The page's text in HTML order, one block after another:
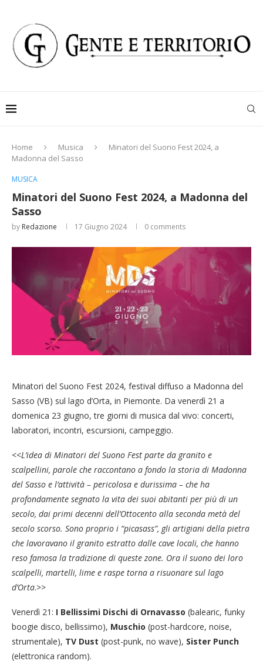
Home Musica
Minatori del Suono Fest 2024, a
Madonna del Sasso
MUSICA
Minatori del Suono Fest 2024, a Madonna del
Sasso
by Redazione 17 Giugno 2024 0 comments
Minatori del Suono Fest 2024, festival diffuso a Madonna del
Sasso (VB) sul lago d’Orta, in Piemonte. Da venerdì 21 a
domenica 23 giugno, tre giorni di musica dal vivo: concerti,
laboratori, incontri, escursioni, campeggio.
<<L’idea di Minatori del Suono Fest parte da granito e
scalpellini, parole che raccontano a fondo la storia di Madonna
del Sasso e l’attività – pericolosa e durissima – che ha
profondamente segnato la vita dei suoi abitanti per più di un
secolo, dai primi decenni dell’Ottocento alla seconda metà del
secolo scorso. Sono proprio i “picasass”, gli artigiani della pietra
che lavoravano il granito estratto dalle cave locali, che hanno
reso famosa la tradizione di queste zone. Ora il suono dei loro
scalpelli, martelli, lime e raspe torna a risuonare sul lago
d’Orta.>>
Venerdì 21: I Bellissimi Dischi di Ornavasso (balearic, funky
boogie disco, bellissimo), Muschio (post-hardcore, noise,
strumentale), TV Dust (post-punk, no wave), Sister Punch
(elettronica random).